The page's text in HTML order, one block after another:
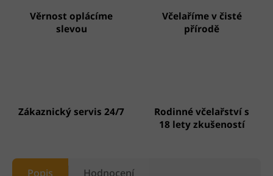
Věrnost oplácíme
slevou
Včelaříme v čisté
přírodě
Zákaznický servis 24/7
Rodinné včelařství s
18 lety zkušeností
Popis Hodnocení